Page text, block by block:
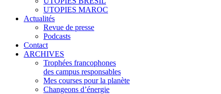
UTOPIES MAROC
Actualités
Revue de presse
Podcasts
Contact
ARCHIVES
Trophées francophones
des campus responsables
Mes courses pour la planète
Changeons d’énergie